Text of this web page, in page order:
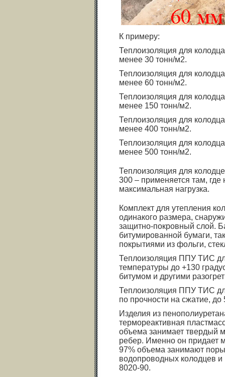
К примеру:
Теплоизоляция для
менее 30 тонн/м2.
Теплоизоляция для
менее 60 тонн/м2.
Теплоизоляция для
менее 150 тонн/м2.
Теплоизоляция для
менее 400 тонн/м2.
Теплоизоляция для
менее 500 тонн/м2.
Теплоизоляция для
300 – применяется там,
максимальная нагрузка.
Комплект для утепления
одинакого размера,
защитно-покровный слой.
битумированной бумаги,
покрытиями из фольги,
Теплоизоляция ППУ ТИС
температуры до +130
битумом и другими
Теплоизоляция ППУ ТИС
по прочности на сжатие, до
Изделия из
термореактивная
объема занимает твердый
ребер. Именно он придает
97% объема занимают
водопроводных колодцев
8020-90.